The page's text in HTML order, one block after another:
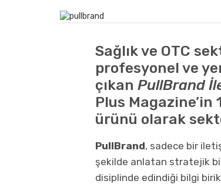
Sağlık ve OTC
profesyonel ve
çıkan PullBrand
Plus Magazine’in
ürünü olarak
PullBrand, sadece bir
şekilde anlatan stratejik
disiplinde edindiği bilgi